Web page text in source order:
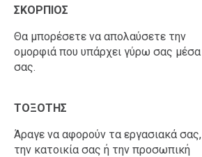
ΣΚΟΡΠΙΟΣ
Θα μπορέσετε να απολαύσετε την
ομορφιά που υπάρχει γύρω σας μέσα
σας.
ΤΟΞΟΤΗΣ
Άραγε να αφορούν τα εργασιακά σας,
την κατοικία σας ή την προσωπική